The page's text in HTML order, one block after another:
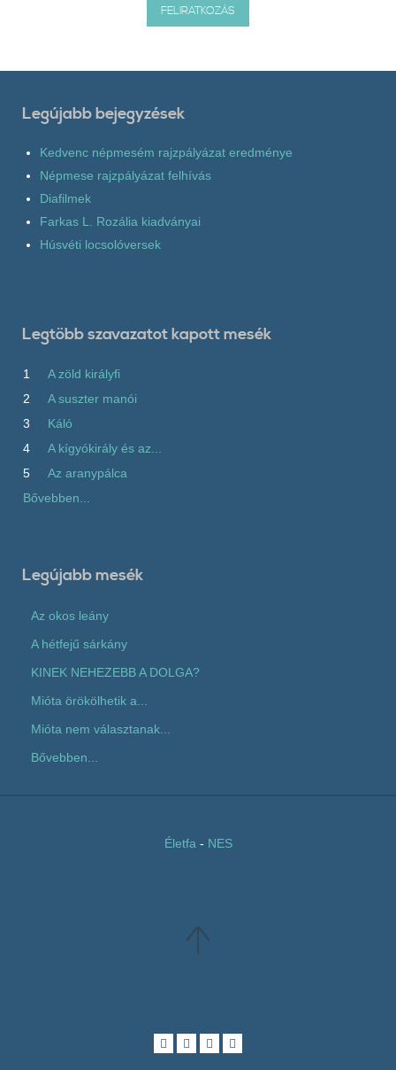
Legújabb bejegyzések
Kedvenc népmesém rajzpályázat eredménye
Népmese rajzpályázat felhívás
Diafilmek
Farkas L. Rozália kiadványai
Húsvéti locsolóversek
Legtöbb szavazatot kapott mesék
1
A zöld királyfi
2
A suszter manói
3
Káló
4
A kígyókirály és az...
5
Az aranypálca
Bővebben...
Legújabb mesék
Az okos leány
A hétfejű sárkány
KINEK NEHEZEBB A DOLGA?
Mióta örökölhetik a...
Mióta nem választanak...
Bővebben...
Életfa - NES